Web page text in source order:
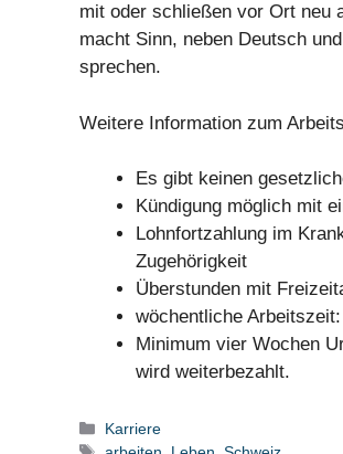
mit oder schließen vor Ort neu
macht Sinn, neben Deutsch
sprechen.
Weitere Information zum
Es gibt keinen
Kündigung möglich mit
Lohnfortzahlung im
Zugehörigkeit
Überstunden mit
wöchentliche
Minimum vier Wochen
wird weiterbezahlt.
Kategorien
Karriere